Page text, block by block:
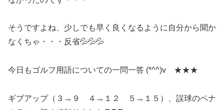
そうですよね、少しでも早く良くなるように自分から聞か
なくちゃ・・・反省💦💦💦
今日もゴルフ用語についての一問一答 (*^^)v ★★★
ギブアップ（３→９ ４→１２ ５→１５）、誤球のペナ